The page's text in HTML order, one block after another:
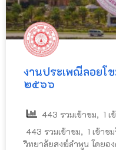
งานประเพณีลอยโ
๒๕๖๖
443 รวมเข้าชม, 1 เ
443 รวมเข้าชม, 1 เข้า
วิทยาลัยสงฆ์ลำพูน โดยอ